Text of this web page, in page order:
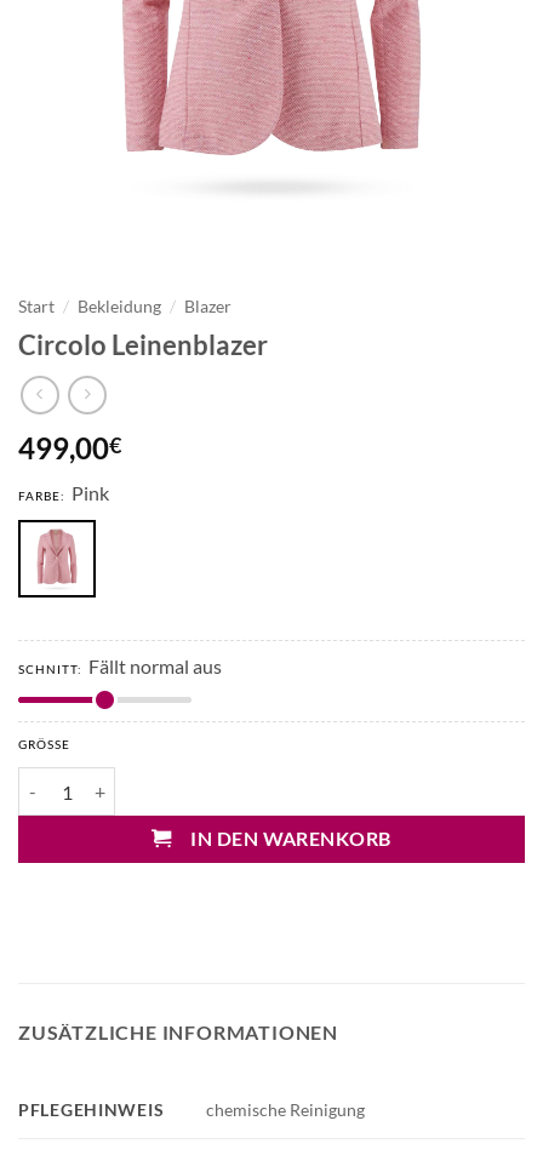
Start / Bekleidung / Blazer
Circolo Leinenblazer
499,00€
FARBE: Pink
SCHNITT: Fällt normal aus
GRÖSSE
IN DEN WARENKORB
ZUSÄTZLICHE INFORMATIONEN
PFLEGEHINWEIS chemische Reinigung